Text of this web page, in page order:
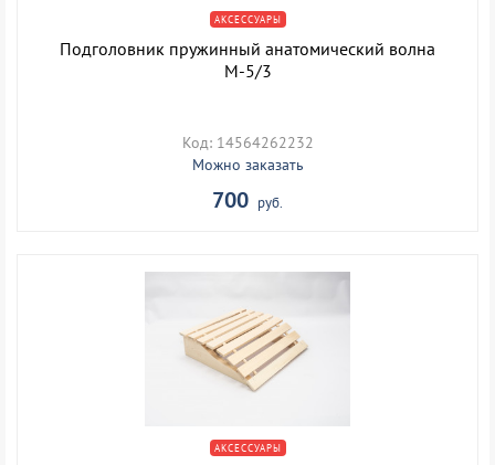
АКСЕССУАРЫ
Подголовник пружинный анатомический волна
М-5/3
Код: 14564262232
Можно заказать
700 руб.
АКСЕССУАРЫ